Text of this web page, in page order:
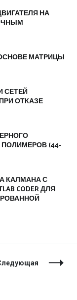
НА
МАТРИЦЫ
СЕТЕЙ
ОТКАЗЕ
(44-
КАЛМАНА С
CODER ДЛЯ